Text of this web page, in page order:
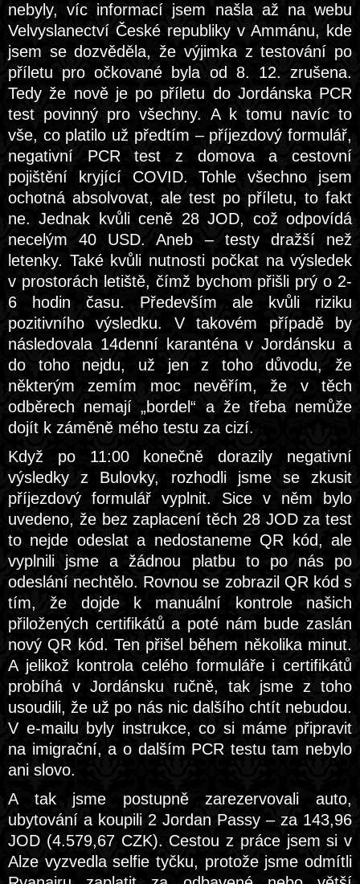
nebyly, víc informací jsem našla až na webu
Velvyslanectví České republiky v Ammánu, kde
jsem se dozvěděla, že výjimka z testování po
příletu pro očkované byla od 8. 12. zrušena.
Tedy že nově je po příletu do Jordánska PCR
test povinný pro všechny. A k tomu navíc to
vše, co platilo už předtím – příjezdový formulář,
negativní PCR test z domova a cestovní
pojištění kryjící COVID. Tohle všechno jsem
ochotná absolvovat, ale test po příletu, to fakt
ne. Jednak kvůli ceně 28 JOD, což odpovídá
necelým 40 USD. Aneb – testy dražší než
letenky. Také kvůli nutnosti počkat na výsledek
v prostorách letiště, čímž bychom přišli prý o 2-
6 hodin času. Především ale kvůli riziku
pozitivního výsledku. V takovém případě by
následovala 14denní karanténa v Jordánsku a
do toho nejdu, už jen z toho důvodu, že
některým zemím moc nevěřím, že v těch
odběrech nemají „bordel“ a že třeba nemůže
dojít k záměně mého testu za cizí.
Když po 11:00 konečně dorazily negativní
výsledky z Bulovky, rozhodli jsme se zkusit
příjezdový formulář vyplnit. Sice v něm bylo
uvedeno, že bez zaplacení těch 28 JOD za test
to nejde odeslat a nedostaneme QR kód, ale
vyplnili jsme a žádnou platbu to po nás po
odeslání nechtělo. Rovnou se zobrazil QR kód s
tím, že dojde k manuální kontrole našich
přiložených certifikátů a poté nám bude zaslán
nový QR kód. Ten přišel během několika minut.
A jelikož kontrola celého formuláře i certifikátů
probíhá v Jordánsku ručně, tak jsme z toho
usoudili, že už po nás nic dalšího chtít nebudou.
V e-mailu byly instrukce, co si máme připravit
na imigrační, a o dalším PCR testu tam nebylo
ani slovo.
A tak jsme postupně zarezervovali auto,
ubytování a koupili 2 Jordan Passy – za 143,96
JOD (4.579,67 CZK). Cestou z práce jsem si v
Alze vyzvedla selfie tyčku, protože jsme odmítli